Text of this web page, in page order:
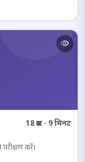
18 प्रश्न · 9 मिनट
करें।